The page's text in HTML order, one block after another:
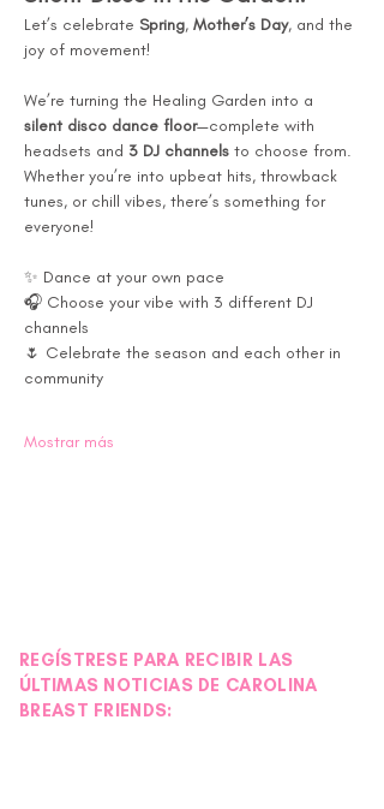
Let’s celebrate Spring, Mother’s Day, and the
joy of movement!
We’re turning the Healing Garden into a
silent disco dance floor—complete with
headsets and 3 DJ channels to choose from.
Whether you’re into upbeat hits, throwback
tunes, or chill vibes, there’s something for
everyone!
✨ Dance at your own pace
🎧 Choose your vibe with 3 different DJ
channels
🌷 Celebrate the season and each other in
community
Mostrar más
REGÍSTRESE PARA RECIBIR LAS
ÚLTIMAS NOTICIAS DE CAROLINA
BREAST FRIENDS: